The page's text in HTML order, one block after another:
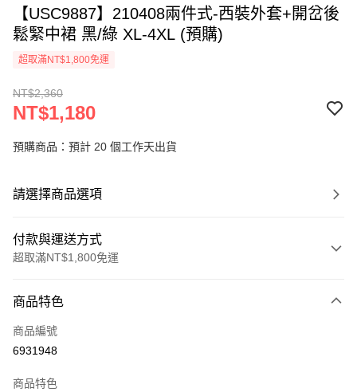
【USC9887】210408兩件式-西裝外套+開岔後
鬆緊中裙 黑/綠 XL-4XL (預購)
超取滿NT$1,800免運
NT$2,360
NT$1,180
預購商品：預計 20 個工作天出貨
請選擇商品選項
付款與運送方式
超取滿NT$1,800免運
信用卡一次付款
超商取貨付款
商品特色
商品編號
6931948
商品特色